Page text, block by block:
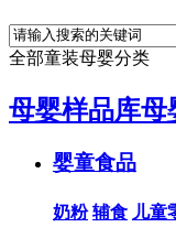
全部童装母婴分类
母婴样品库母
婴童食品
奶粉 辅食 儿童